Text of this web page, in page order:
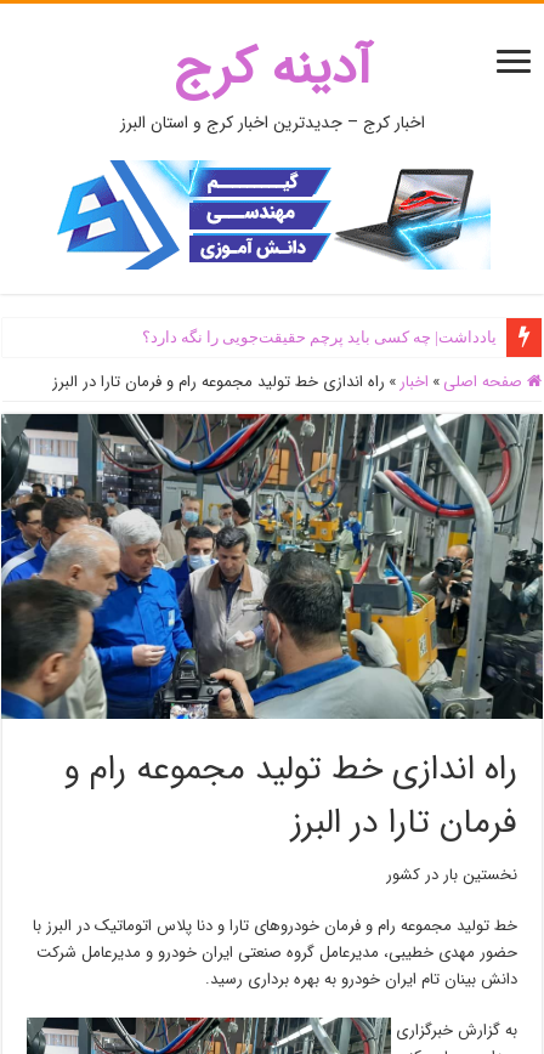
آدینه کرج
اخبار کرج – جدیدترین اخبار کرج و استان البرز
یادداشت| ‌چه کسی باید پرچم حقیقت‌جویی را نگه دارد؟
صفحه اصلی » اخبار » راه اندازی خط تولید مجموعه رام و فرمان تارا در البرز
راه اندازی خط تولید مجموعه رام و
فرمان تارا در البرز
نخستین بار در کشور
خط تولید مجموعه رام و فرمان خودروهای تارا و دنا پلاس اتوماتیک در البرز با
حضور مهدی خطیبی، مدیرعامل گروه صنعتی ایران خودرو و مدیرعامل شرکت
دانش بینان تام ایران خودرو به بهره برداری رسید.
به گزارش خبرگزاری